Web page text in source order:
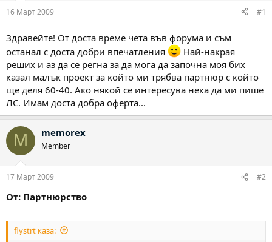
а
д
т
а
16 Март 2009 #1
Здравейте! От доста време чета във форума и съм
останал с доста добри впечатления
Най-накрая
реших и аз да се регна за да мога да започна моя бих
казал малък проект за който ми трябва партнюр с който
ще деля 60-40. Ако някой се интересува нека да ми пише
ЛС. Имам доста добра оферта...
M memorex
Member
17 Март 2009 #2
От: Партнюрство
flystrt каза: